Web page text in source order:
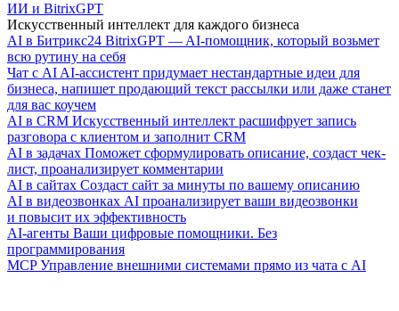
ИИ и BitrixGPT
Искусственный интеллект для каждого бизнеса
AI в Битрикс24 BitrixGPT — AI-помощник, который возьмет
всю рутину на себя
Чат с AI AI-ассистент придумает нестандартные идеи для
бизнеса, напишет продающий текст рассылки или даже станет
для вас коучем
AI в CRM Искусственный интеллект расшифрует запись
разговора с клиентом и заполнит CRM
AI в задачах Поможет сформулировать описание, создаст чек-
лист, проанализирует комментарии
AI в сайтах Создаст сайт за минуты по вашему описанию
AI в видеозвонках AI проанализирует ваши видеозвонки
и повысит их эффективность
AI-агенты Ваши цифровые помощники. Без
программирования
MCP Управление внешними системами прямо из чата с AI